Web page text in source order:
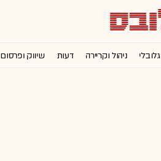
גלובלי ניהול וקריירה דעות שיווק ופרסום